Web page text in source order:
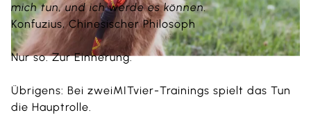
mich tun, und ich werde es können.
Konfuzius, Chinesischer Philosoph
Nur so. Zur Einnerung.
Übrigens: Bei zweiMITvier-Trainings spielt das Tun
die Hauptrolle.